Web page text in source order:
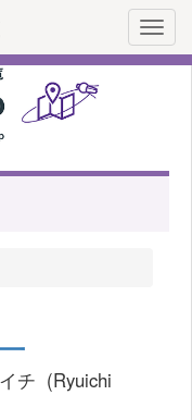
チ (Ryuichi